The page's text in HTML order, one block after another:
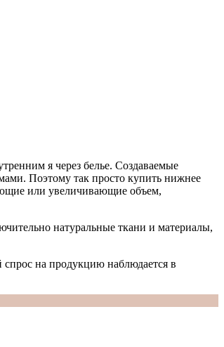
я через белье. Создаваемые
Поэтому так просто купить нижнее
или увеличивающие объем,
натуральные ткани и материалы,
на продукцию наблюдается в